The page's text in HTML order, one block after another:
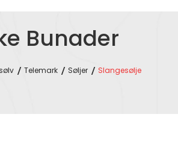
Bunader
Telemark Søljer Slangesølje